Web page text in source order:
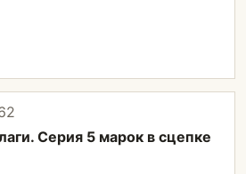
Серия 5 марок в сцепке